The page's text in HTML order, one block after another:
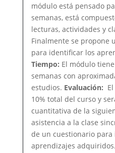
módulo está pensado
semanas, está
lecturas, actividades y
Finalmente se propone
para identificar los
Tiempo: El módulo
semanas con
estudios. Evaluación:
10% total del curso y
cuantitativa de la
asistencia a la clase
de un cuestionario
aprendizajes adquiridos.